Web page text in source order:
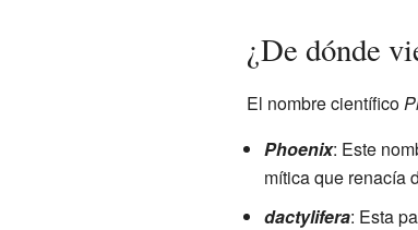
¿De dónde
El nombre científico
Phoenix: Este
mítica que renacía
dactylifera: Esta